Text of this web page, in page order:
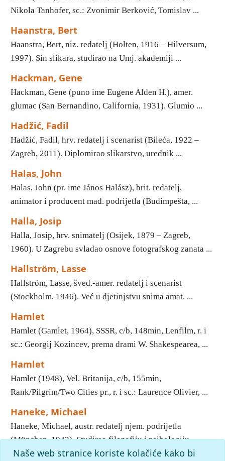
Nikola Tanhofer, sc.: Zvonimir Berković, Tomislav ...
Haanstra, Bert
Haanstra, Bert, niz. redatelj (Holten, 1916 – Hilversum,
1997). Sin slikara, studirao na Umj. akademiji ...
Hackman, Gene
Hackman, Gene (puno ime Eugene Alden H.), amer.
glumac (San Bernandino, California, 1931). Glumio ...
Hadžić, Fadil
Hadžić, Fadil, hrv. redatelj i scenarist (Bileća, 1922 –
Zagreb, 2011). Diplomirao slikarstvo, urednik ...
Halas, John
Halas, John (pr. ime János Halász), brit. redatelj,
animator i producent mađ. podrijetla (Budimpešta, ...
Halla, Josip
Halla, Josip, hrv. snimatelj (Osijek, 1879 – Zagreb,
1960). U Zagrebu svladao osnove fotografskog zanata ...
Hallström, Lasse
Hallström, Lasse, šved.-amer. redatelj i scenarist
(Stockholm, 1946). Već u djetinjstvu snima amat. ...
Hamlet
Hamlet (Gamlet, 1964), SSSR, c/b, 148min, Lenfilm, r. i
sc.: Georgij Kozincev, prema drami W. Shakespearea, ...
Hamlet
Hamlet (1948), Vel. Britanija, c/b, 155min,
Rank/Pilgrim/Two Cities pr., r. i sc.: Laurence Olivier, ...
Haneke, Michael
Haneke, Michael, austr. redatelj njem. podrijetla
(München, 1942). Studirao filozofiju i psihologiju, ...
Naše web stranice koriste kolačiće kako bi